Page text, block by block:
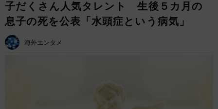
子だくさん人気タレント 生後５カ月の
息子の死を公表「水頭症という病気」
海外エンタメ